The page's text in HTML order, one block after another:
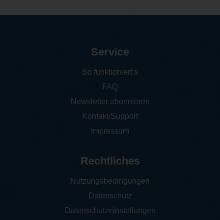
Service
So funktioniert‘s
FAQ
Newsletter abonnieren
Kontakt/Support
Impressum
Rechtliches
Nutzungsbedingungen
Datenschutz
Datenschutzeinstellungen